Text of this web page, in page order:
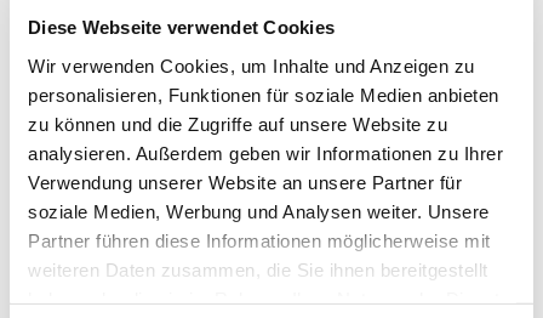
Diese Webseite verwendet Cookies
Wir verwenden Cookies, um Inhalte und Anzeigen zu
personalisieren, Funktionen für soziale Medien anbieten
zu können und die Zugriffe auf unsere Website zu
analysieren. Außerdem geben wir Informationen zu Ihrer
Verwendung unserer Website an unsere Partner für
soziale Medien, Werbung und Analysen weiter. Unsere
Partner führen diese Informationen möglicherweise mit
weiteren Daten zusammen, die Sie ihnen bereitgestellt